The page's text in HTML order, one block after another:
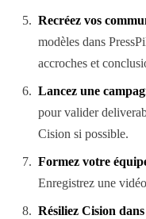
Recréez vos
modèles dans
accroches et
Lancez une
pour valider
Cision si possible.
Formez votre
Enregistrez une
Résiliez Cision